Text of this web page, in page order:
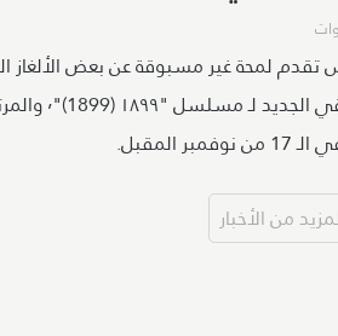
تقدم لمحة غير مسبوقة عن بعض الألغاز
التشويقي
المقبل.
من الأخبار